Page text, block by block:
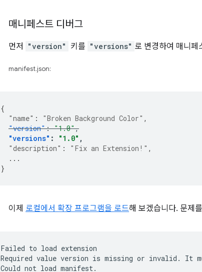
매니페스트 디버그
먼저 "version" 키를 "versions" 로 변경하여 매니페
manifest.json:
{
"name" : "Broken Background Color" ,
"version": "1.0",
"versions" : "1.0" ,
"description" : "Fix an Extension!" ,
...
}
이제 로컬에서 확장 프로그램을 로드해 보겠습니다. 문제
Failed to load extension
Required value version is missing or invalid. It
Could not load